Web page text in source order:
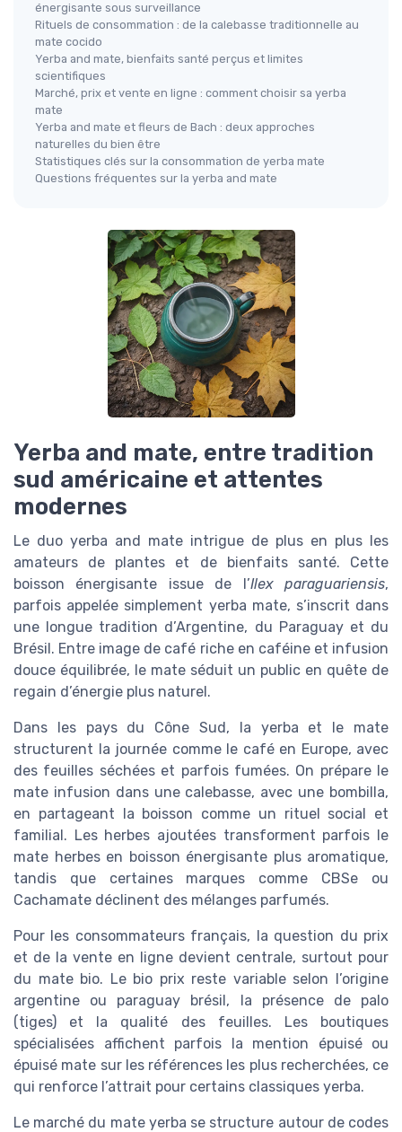
énergisante sous surveillance
Rituels de consommation : de la calebasse traditionnelle au
mate cocido
Yerba and mate, bienfaits santé perçus et limites
scientifiques
Marché, prix et vente en ligne : comment choisir sa yerba
mate
Yerba and mate et fleurs de Bach : deux approches
naturelles du bien être
Statistiques clés sur la consommation de yerba mate
Questions fréquentes sur la yerba and mate
Yerba and mate, entre tradition
sud américaine et attentes
modernes
Le duo yerba and mate intrigue de plus en plus les
amateurs de plantes et de bienfaits santé. Cette
boisson énergisante issue de l’Ilex paraguariensis,
parfois appelée simplement yerba mate, s’inscrit dans
une longue tradition d’Argentine, du Paraguay et du
Brésil. Entre image de café riche en caféine et infusion
douce équilibrée, le mate séduit un public en quête de
regain d’énergie plus naturel.
Dans les pays du Cône Sud, la yerba et le mate
structurent la journée comme le café en Europe, avec
des feuilles séchées et parfois fumées. On prépare le
mate infusion dans une calebasse, avec une bombilla,
en partageant la boisson comme un rituel social et
familial. Les herbes ajoutées transforment parfois le
mate herbes en boisson énergisante plus aromatique,
tandis que certaines marques comme CBSe ou
Cachamate déclinent des mélanges parfumés.
Pour les consommateurs français, la question du prix
et de la vente en ligne devient centrale, surtout pour
du mate bio. Le bio prix reste variable selon l’origine
argentine ou paraguay brésil, la présence de palo
(tiges) et la qualité des feuilles. Les boutiques
spécialisées affichent parfois la mention épuisé ou
épuisé mate sur les références les plus recherchées, ce
qui renforce l’attrait pour certains classiques yerba.
Le marché du mate yerba se structure autour de codes